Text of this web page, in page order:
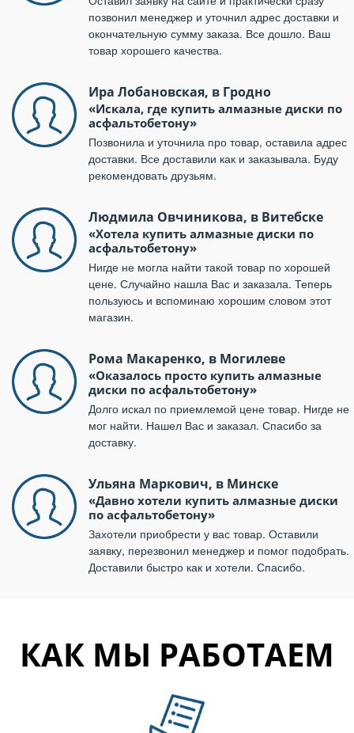
позвонил менеджер и уточнил адрес доставки и
окончательную сумму заказа. Все дошло. Ваш
товар хорошего качества.
Ира Лобановская, в Гродно
«Искала, где купить алмазные диски по
асфальтобетону»
Позвонила и уточнила про товар, оставила адрес
доставки. Все доставили как и заказывала. Буду
рекомендовать друзьям.
Людмила Овчиникова, в Витебске
«Хотела купить алмазные диски по
асфальтобетону»
Нигде не могла найти такой товар по хорошей
цене. Случайно нашла Вас и заказала. Теперь
пользуюсь и вспоминаю хорошим словом этот
магазин.
Рома Макаренко, в Могилеве
«Оказалось просто купить алмазные
диски по асфальтобетону»
Долго искал по приемлемой цене товар. Нигде не
мог найти. Нашел Вас и заказал. Спасибо за
доставку.
Ульяна Маркович, в Минске
«Давно хотели купить алмазные диски
по асфальтобетону»
Захотели приобрести у вас товар. Оставили
заявку, перезвонил менеджер и помог подобрать.
Доставили быстро как и хотели. Спасибо.
КАК МЫ РАБОТАЕМ